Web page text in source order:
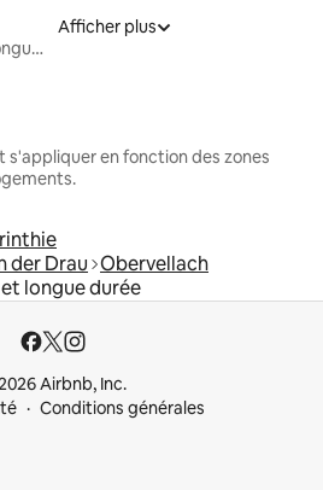
Locations moyenne et longue durée
Afficher plus
s'appliquer en fonction des zones
der Drau Obervellach
longue durée
Airbnb, Inc.
Conditions générales